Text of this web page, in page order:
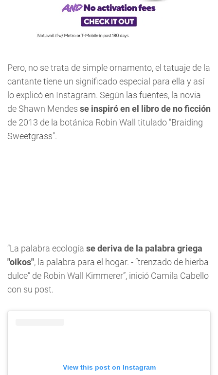
Pero, no se trata de simple ornamento, el tatuaje de la
cantante tiene un significado especial para ella y así
lo explicó en Instagram. Según las fuentes, la novia
de Shawn Mendes se inspiró en el libro de no ficción
de 2013 de la botánica Robin Wall titulado "Braiding
Sweetgrass".
“La palabra ecología se deriva de la palabra griega
"oikos", la palabra para el hogar. - “trenzado de hierba
dulce” de Robin Wall Kimmerer”, inició Camila Cabello
con su post.
View this post on Instagram